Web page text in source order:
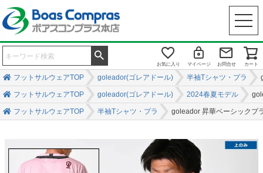
お気に入り マイページ お問合せ カート
フットサルウェアTOP goleador(ゴレアドール) 半袖Tシャツ・プラ
フットサルウェアTOP goleador(ゴレアドール) 2024春夏モデル
フットサルウェアTOP 半袖Tシャツ・プラ goleador 昇華ベーシックプ